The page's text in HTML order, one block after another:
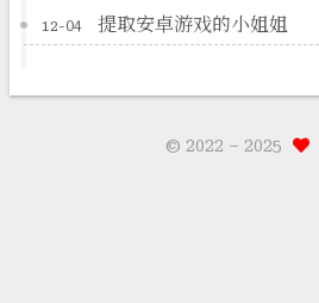
12-04 提取安卓游戏的小姐姐
© 2022 – 2025